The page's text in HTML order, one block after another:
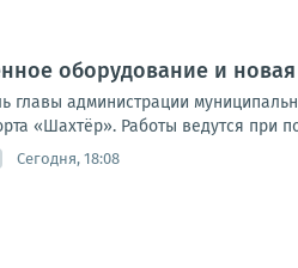
оборудование и
главы администрации
«Шахтёр». Работы ведутся при
Сегодня, 18:08